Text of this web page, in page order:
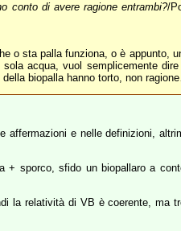
conto di avere ragione entrambi?/
o sta palla funziona, o è appunto,
acqua, vuol semplicemente
biopalla hanno torto, non
affermazioni e nelle definizioni,
+ sporco, sfido un biopallaro a
la relatività di VB è coerente, ma